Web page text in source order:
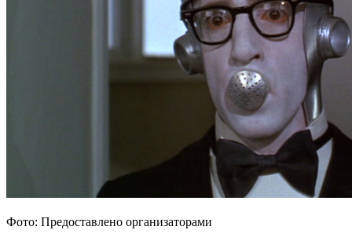
Фото: Предоставлено организаторами